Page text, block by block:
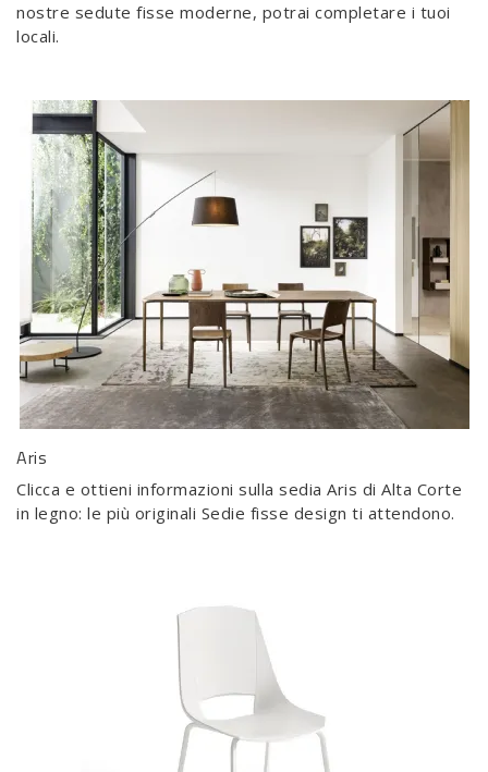
nostre sedute fisse moderne, potrai completare i tuoi
locali.
Aris
Clicca e ottieni informazioni sulla sedia Aris di Alta Corte
in legno: le più originali Sedie fisse design ti attendono.